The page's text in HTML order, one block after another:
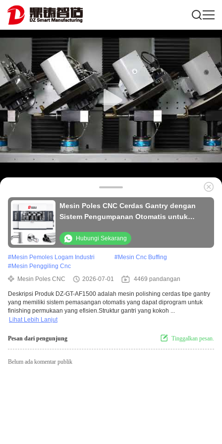
Mesin Poles CNC Cerdas Gantry dengan
Sistem Pengumpanan Otomatis untuk
Hubungi Sekarang
#Mesin Pemoles Logam Industri #Mesin Cnc Buffing
#Mesin Penggiling Cnc
Mesin Poles CNC
2026-07-01 4469 pandangan
Deskripsi Produk DZ-GT-AF1500 adalah mesin polishing cerdas tipe gantry
yang memiliki sistem pemasangan otomatis yang dapat diprogram untuk
finishing permukaan yang efisien.Struktur gantri yang kokoh ...
Lihat Lebih Lanjut
Pesan dari pengunjung Tinggalkan pesan.
Belum ada komentar publik